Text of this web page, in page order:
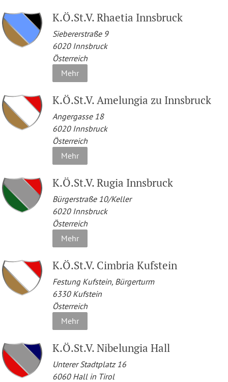
K.Ö.St.V. Rhaetia Innsbruck
Siebererstraße 9
6020 Innsbruck
Österreich
Mehr
K.Ö.St.V. Amelungia zu Innsbruck
Angergasse 18
6020 Innsbruck
Österreich
Mehr
K.Ö.St.V. Rugia Innsbruck
Bürgerstraße 10/Keller
6020 Innsbruck
Österreich
Mehr
K.Ö.St.V. Cimbria Kufstein
Festung Kufstein, Bürgerturm
6330 Kufstein
Österreich
Mehr
K.Ö.St.V. Nibelungia Hall
Unterer Stadtplatz 16
6060 Hall in Tirol